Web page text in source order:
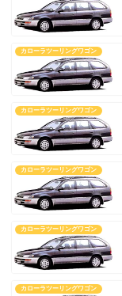
カローラツーリングワゴン
カローラツーリングワゴン
カローラツーリングワゴン
カローラツーリングワゴン
カローラツーリングワゴン